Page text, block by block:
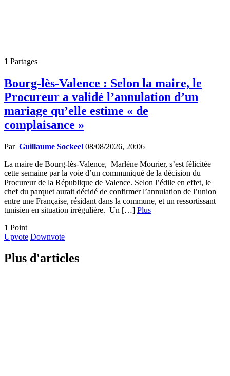
1 Partages
Bourg-lès-Valence : Selon la maire, le
Procureur a validé l’annulation d’un
mariage qu’elle estime « de
complaisance »
Par Guillaume Sockeel 08/08/2026, 20:06
La maire de Bourg-lès-Valence, Marlène Mourier, s’est félicitée
cette semaine par la voie d’un communiqué de la décision du
Procureur de la République de Valence. Selon l’édile en effet, le
chef du parquet aurait décidé de confirmer l’annulation de l’union
entre une Française, résidant dans la commune, et un ressortissant
tunisien en situation irrégulière. Un […] Plus
1 Point
Upvote Downvote
Plus d'articles